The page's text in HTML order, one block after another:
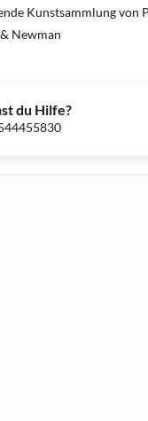
Kunstsammlung von
Newman
du Hilfe?